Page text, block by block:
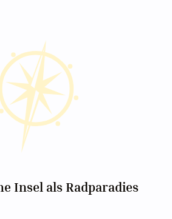
Insel als Radparadies